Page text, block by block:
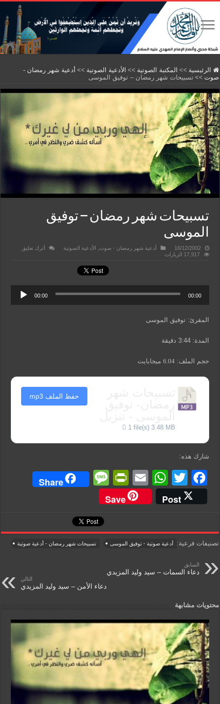
الرئيسية >> المكتبة الصوتية >> الأدعية الصوتية >> أدعية شهر رمضان -
صوت >> تسبيحات شهر رمضان – توفيق الموسى
تسبيحات شهر رمضان – توفيق
الموسى
16/12/2002 أدعية شهر رمضان - صوت, الأدعية الصوتية
أترك تعليق
17,917 الزيارات
00:00 00:00
المقرئ: توفيق الموسى
المدة: 3:44 دقيقة
حجم الملف:6.04 ميجابايت
1 file(s) 3.48 MB
حفظ الملف mp3
شارك هذه:
F
a
c
b
o
T
wi
tt
W
h
at
A
p
E
m
ail
Pr
in
tF
ri
e
dl
y
M
a
g
Share
Post
Save
تصنيفات فرعية: أدعية صوتية - توفيق الموسى تسبيحات شهر رمضان - أدعية صوتية
السابق
دعاء السمات – سيد وليد المزيدي
التالي
دعاء الأمن – سيد وليد المزيدي
محتويات مشابهة